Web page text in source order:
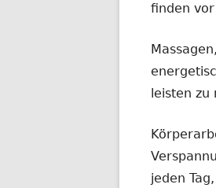
finden
leisten zu
jeden